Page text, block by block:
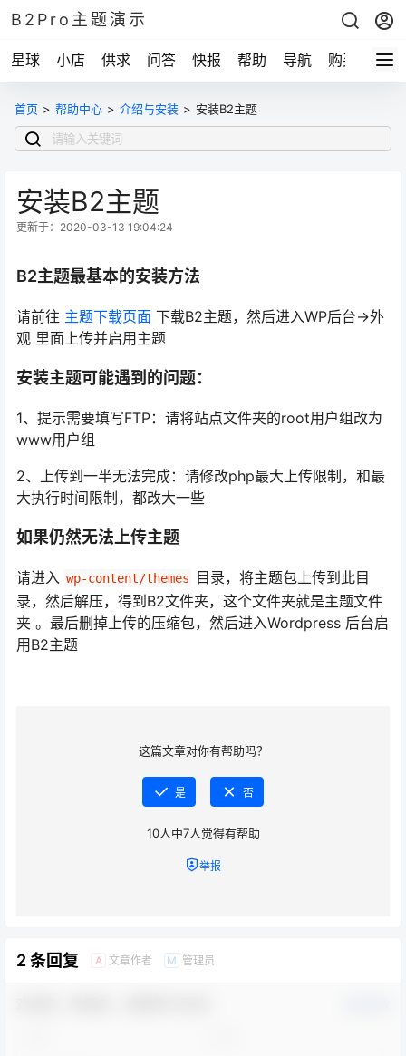
B2Pro主题演示
星球 小店 供求 问答 快报 帮助 导航 购买
首页 > 帮助中心 > 介绍与安装 > 安装B2主题
安装B2主题
更新于：2020-03-13 19:04:24
B2主题最基本的安装方法
请前往 主题下载页面 下载B2主题，然后进入WP后台->外
观 里面上传并启用主题
安装主题可能遇到的问题：
1、提示需要填写FTP：请将站点文件夹的root用户组改为
www用户组
2、上传到一半无法完成：请修改php最大上传限制，和最
大执行时间限制，都改大一些
如果仍然无法上传主题
请进入 wp-content/themes
目录，将主题包上传到此目
录，然后解压，得到B2文件夹，这个文件夹就是主题文件
夹 。最后删掉上传的压缩包，然后进入Wordpress 后台启
用B2主题
这篇文章对你有帮助吗？
是 否
10人中7人觉得有帮助
举报
2 条回复 A 文章作者 M 管理员